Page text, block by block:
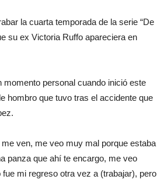
la cuarta temporada de la serie “De
su ex Victoria Ruffo apareciera en
personal cuando inició este
hombro que tuvo tras el accidente que
ven, me veo muy mal porque estaba
panza que ahí te encargo, me veo
mi regreso otra vez a (trabajar), pero